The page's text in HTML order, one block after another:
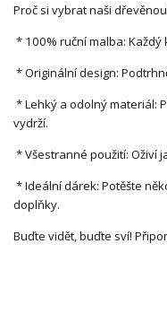
Proč si vybrat naši
* 100% ruční malba: Každý
* Originální design:
* Lehký a odolný materiál:
vydrží.
* Všestranné použití: Oživí
* Ideální dárek: Potěšte
doplňky.
Buďte vidět, buďte sví!